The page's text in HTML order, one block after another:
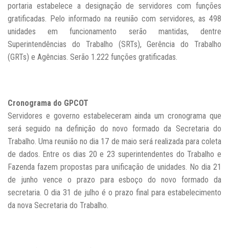
portaria estabelece a designação de servidores com funções
gratificadas. Pelo informado na reunião com servidores, as 498
unidades em funcionamento serão mantidas, dentre
Superintendências do Trabalho (SRTs), Gerência do Trabalho
(GRTs) e Agências. Serão 1.222 funções gratificadas.
Cronograma do GPCOT
Servidores e governo estabeleceram ainda um cronograma que
será seguido na definição do novo formado da Secretaria do
Trabalho. Uma reunião no dia 17 de maio será realizada para coleta
de dados. Entre os dias 20 e 23 superintendentes do Trabalho e
Fazenda fazem propostas para unificação de unidades. No dia 21
de junho vence o prazo para esboço do novo formado da
secretaria. O dia 31 de julho é o prazo final para estabelecimento
da nova Secretaria do Trabalho.